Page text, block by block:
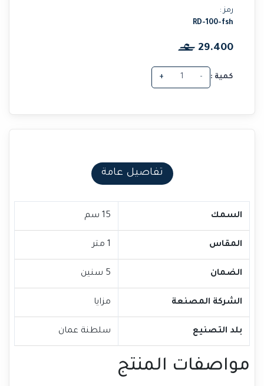
رمز :
RD-100-fsh
29.400
كمية : -
+
تفاصيل عامة
السمك 15 سم
المقاس 1 متر
الضمان 5 سنين
الشركة المصنعة مزايا
بلد التصنيع سلطنة عمان
مواصفات المنتج